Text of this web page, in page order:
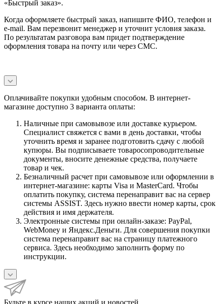
«Быстрый заказ».
Когда оформляете быстрый заказ, напишите ФИО, телефон и
e-mail. Вам перезвонит менеджер и уточнит условия заказа.
По результатам разговора вам придет подтверждение
оформления товара на почту или через СМС.
Оплачивайте покупки удобным способом. В интернет-
магазине доступно 3 варианта оплаты:
Наличные при самовывозе или доставке курьером.
Специалист свяжется с вами в день доставки, чтобы
уточнить время и заранее подготовить сдачу с любой
купюры. Вы подписываете товаросопроводительные
документы, вносите денежные средства, получаете
товар и чек.
Безналичный расчет при самовывозе или оформлении в
интернет-магазине: карты Visa и MasterCard. Чтобы
оплатить покупку, система перенаправит вас на сервер
системы ASSIST. Здесь нужно ввести номер карты, срок
действия и имя держателя.
Электронные системы при онлайн-заказе: PayPal,
WebMoney и Яндекс.Деньги. Для совершения покупки
система перенаправит вас на страницу платежного
сервиса. Здесь необходимо заполнить форму по
инструкции.
Будьте в курсе наших акций и новостей